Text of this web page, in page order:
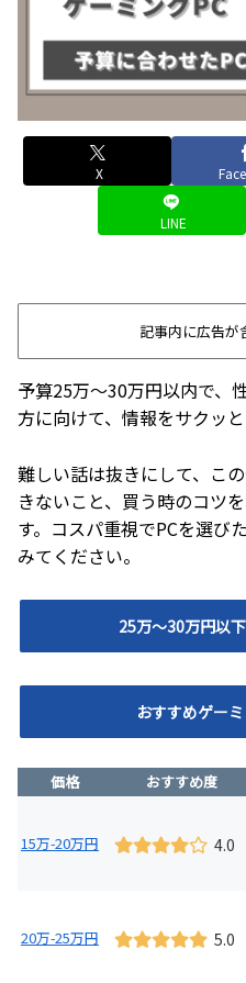
X
LINE
記事内に広告が
予算25万～30万円以内で、
方に向けて、情報をサクッと
難しい話は抜きにして、こ
きないこと、買う時のコツ
す。コスパ重視でPCを選び
みてください。
25万～30万円以
おすすめゲー
価格 おすすめ度
15万-20万円 4.0
20万-25万円 5.0